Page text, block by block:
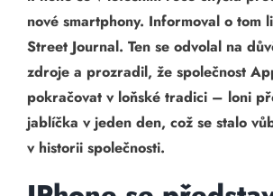
nové smartphony. Informoval o tom
Street Journal. Ten se odvolal na
zdroje a prozradil, že společnost
pokračovat v loňské tradici – loni
jablíčka v jeden den, což se stalo
v historii společnosti.